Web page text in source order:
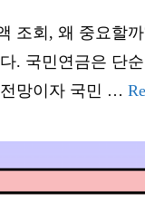
조회, 왜 중요할
. 국민연금은 단
망이자 국민 …